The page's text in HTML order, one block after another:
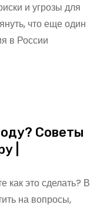
и угрозы для
что еще один
в России
Советы
|
как это сделать? В
на вопросы,